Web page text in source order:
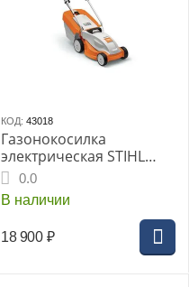
КОД: 43018
Газонокосилка
электрическая STIHL
RME-235 (63110112410)
0.0
В наличии
18 900 ₽